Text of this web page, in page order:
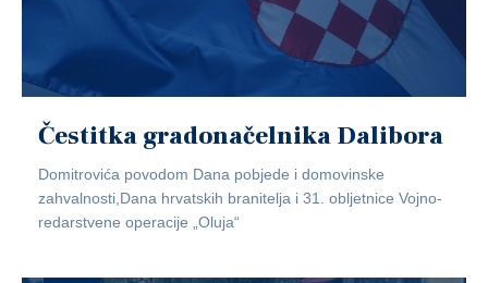
Čestitka gradonačelnika Dalibora
Domitrovića povodom Dana pobjede i domovinske
zahvalnosti,Dana hrvatskih branitelja i 31. obljetnice Vojno-
redarstvene operacije „Oluja“